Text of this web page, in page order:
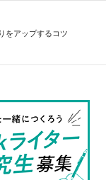
をアップするコツ